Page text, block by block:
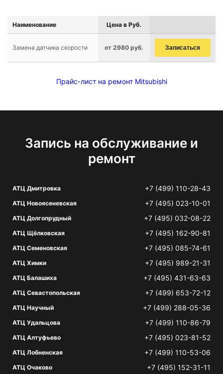
Наименование Цена в Руб.
Замена датчика скорости от 2980 руб. Записаться
Прайс-лист на ремонт Mitsubishi
Запись на обслуживание и
ремонт
АТЦ Дмитровка +7 (499) 110-28-43
АТЦ Новоясеневская +7 (495) 023-10-01
АТЦ Долгопрудный +7 (495) 032-08-22
АТЦ Щёлковская +7 (495) 162-90-81
АТЦ Семеновская +7 (495) 085-74-61
АТЦ Химки +7 (495) 989-21-31
АТЦ Балашиха +7 (495) 431-63-63
АТЦ Севастопольская +7 (499) 653-72-12
АТЦ Научный +7 (499) 288-05-36
АТЦ Удальцова +7 (499) 110-86-79
АТЦ Алтуфьево +7 (495) 023-81-52
АТЦ Лобненская +7 (499) 110-53-06
АТЦ Очаково +7 (495) 152-31-11